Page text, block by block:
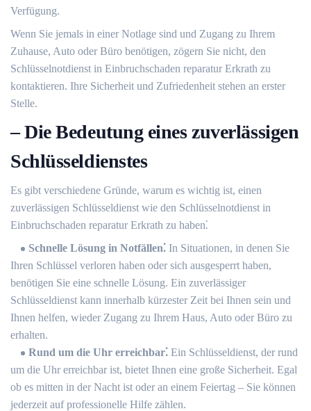
Verfügung.​
Wenn Sie jemals in einer Notlage sind und Zugang zu Ihrem
Zuhause, Auto oder Büro benötigen, zögern Sie nicht, den
Schlüsselnotdienst in Einbruchschaden reparatur Erkrath zu
kontaktieren. Ihre Sicherheit und Zufriedenheit stehen an erster
Stelle.​
– Die Bedeutung eines zuverlässigen
Schlüsseldienstes
Es gibt verschiedene Gründe, warum es wichtig ist, einen
zuverlässigen Schlüsseldienst wie den Schlüsselnotdienst in
Einbruchschaden reparatur Erkrath zu haben⁚
Schnelle Lösung in Notfällen⁚ In Situationen, in denen Sie
Ihren Schlüssel verloren haben oder sich ausgesperrt haben,
benötigen Sie eine schnelle Lösung. Ein zuverlässiger
Schlüsseldienst kann innerhalb kürzester Zeit bei Ihnen sein und
Ihnen helfen, wieder Zugang zu Ihrem Haus, Auto oder Büro zu
erhalten.
Rund um die Uhr erreichbar⁚ Ein Schlüsseldienst, der rund
um die Uhr erreichbar ist, bietet Ihnen eine große Sicherheit. Egal
ob es mitten in der Nacht ist oder an einem Feiertag ‒ Sie können
jederzeit auf professionelle Hilfe zählen.